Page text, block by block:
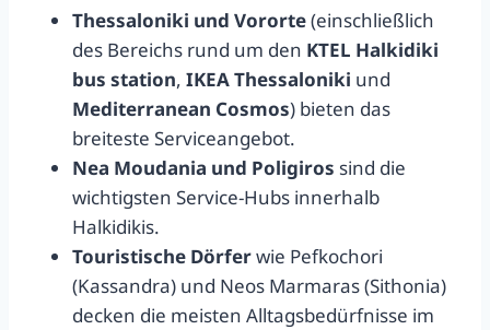
Thessaloniki und Vororte(einschließlich
des Bereichs rund um den KTEL Halkidiki
bus station, IKEA Thessaloniki und
Mediterranean Cosmos) bieten das
breiteste Serviceangebot.
Nea Moudania und Poligiros sind die
wichtigsten Service-Hubs innerhalb
Halkidikis.
Touristische Dörferwie Pefkochori
(Kassandra) und Neos Marmaras (Sithonia)
decken die meisten Alltagsbedürfnisse im